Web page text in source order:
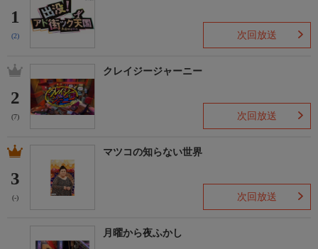
1
(2) 次回放送
2
(7)
クレイジージャーニー
次回放送
3
(-)
マツコの知らない世界
次回放送
月曜から夜ふかし